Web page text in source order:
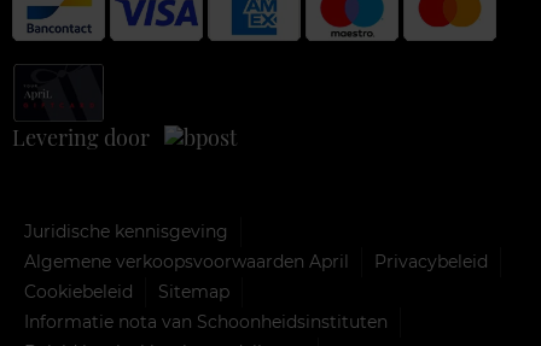
Levering door
Juridische kennisgeving
Algemene verkoopsvoorwaarden April
Privacybeleid
Cookiebeleid
Sitemap
Informatie nota van Schoonheidsinstituten